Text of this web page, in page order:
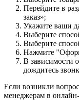
Перейдите в
заказ»;
Укажите ваши
Выберите
Выберите
Нажмите
В зависимости
дождитесь
Если возникли
менеджерам в онлайн-